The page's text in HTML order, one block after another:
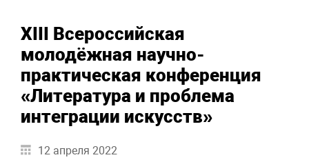
XIII Всероссийская
молодёжная научно-
практическая конференция
«Литература и проблема
интеграции искусств»
12 апреля 2022